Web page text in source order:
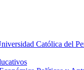
Católica del